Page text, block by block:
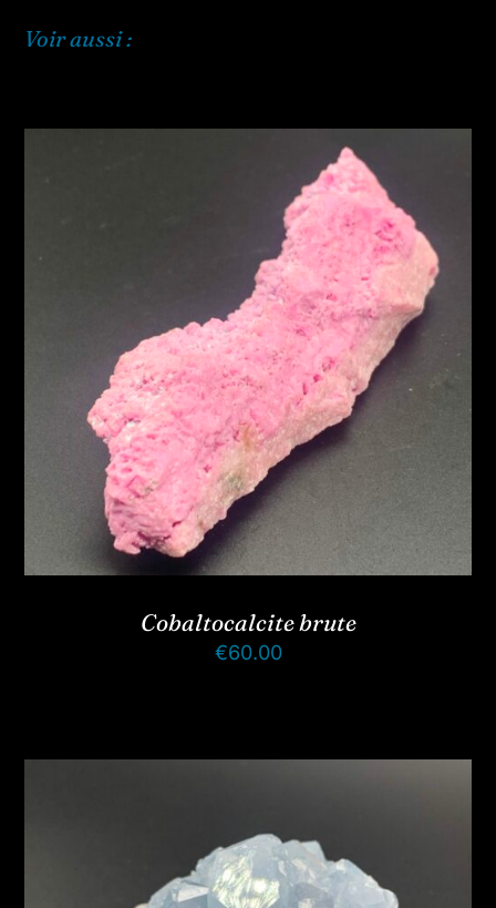
Voir aussi :
Cobaltocalcite brute
€60.00